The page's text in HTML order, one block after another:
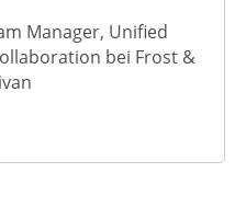
Manager, Unified
bei Frost &